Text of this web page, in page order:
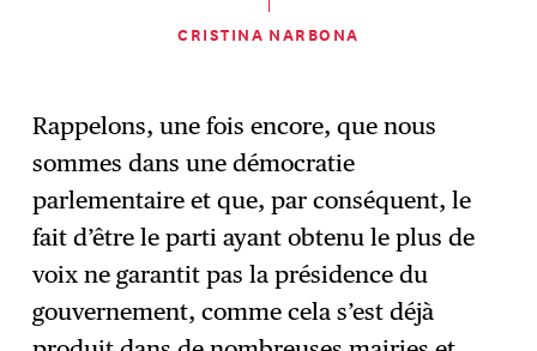
CRISTINA NARBONA
Rappelons, une fois encore, que nous
sommes dans une démocratie
parlementaire et que, par conséquent, le
fait d’être le parti ayant obtenu le plus de
voix ne garantit pas la présidence du
gouvernement, comme cela s’est déjà